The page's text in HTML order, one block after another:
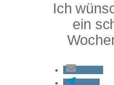
Ich
ein